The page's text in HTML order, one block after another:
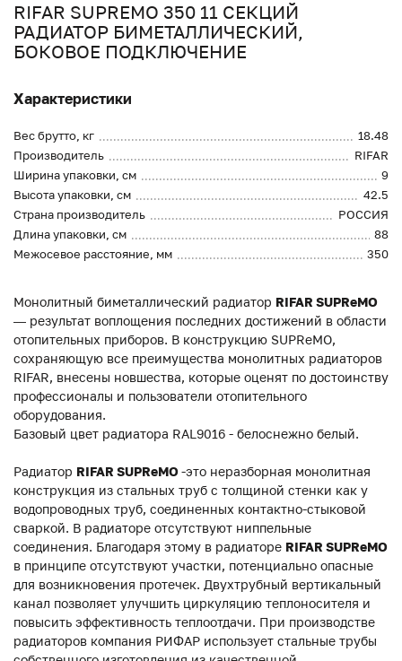
RIFAR SUPREMO 350 11 СЕКЦИЙ
РАДИАТОР БИМЕТАЛЛИЧЕСКИЙ,
БОКОВОЕ ПОДКЛЮЧЕНИЕ
Характеристики
Вес брутто, кг
18.48
Производитель
RIFAR
Ширина упаковки, см
9
Высота упаковки, см
42.5
Страна производитель
РОССИЯ
Длина упаковки, см
88
Межосевое расстояние, мм
350
Монолитный биметаллический радиатор RIFAR SUPReMO
— результат воплощения последних достижений в области
отопительных приборов. В конструкцию SUPReMO,
сохраняющую все преимущества монолитных радиаторов
RIFAR, внесены новшества, которые оценят по достоинству
профессионалы и пользователи отопительного
оборудования.
Базовый цвет радиатора RAL9016 - белоснежно белый.
Радиатор RIFAR SUPReMO-это неразборная монолитная
конструкция из стальных труб с толщиной стенки как у
водопроводных труб, соединенных контактно-стыковой
сваркой. В радиаторе отсутствуют ниппельные
соединения. Благодаря этому в радиаторе RIFAR SUPReMO
в принципе отсутствуют участки, потенциально опасные
для возникновения протечек. Двухтрубный вертикальный
канал позволяет улучшить циркуляцию теплоносителя и
повысить эффективность теплоотдачи. При производстве
радиаторов компания РИФАР использует стальные трубы